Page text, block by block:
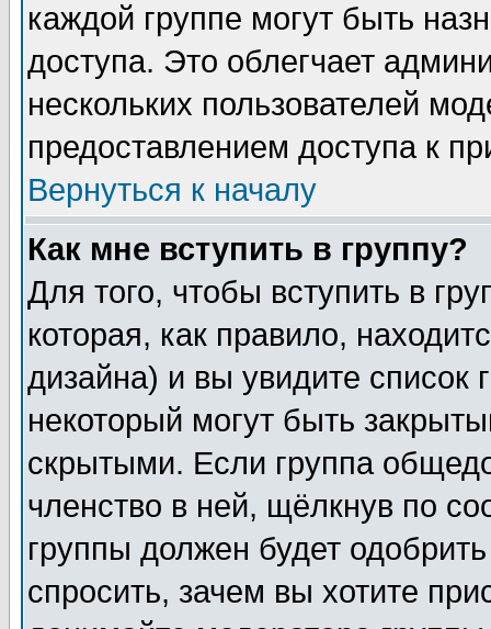
каждой группе могут быть
доступа. Это облегчает
нескольких пользователей
предоставлением доступа к
Вернуться к началу
Как мне вступить в группу?
Для того, чтобы вступить в
которая, как правило,
дизайна) и вы увидите список
некоторый могут быть
скрытыми. Если группа
членство в ней, щёлкнув по
группы должен будет
спросить, зачем вы хотите